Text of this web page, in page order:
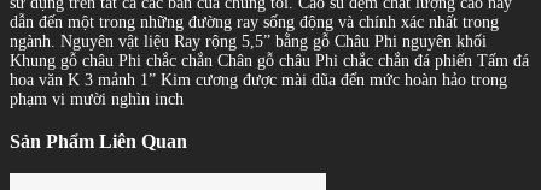
dẫn đến một trong những đường ray sống động và chính xác nhất trong
ngành. Nguyên vật liệu Ray rộng 5,5” bằng gỗ Châu Phi nguyên khối
Khung gỗ châu Phi chắc chắn Chân gỗ châu Phi chắc chắn đá phiến Tấm đá
hoa văn K 3 mảnh 1” Kim cương được mài dũa đến mức hoàn hảo trong
phạm vi mười nghìn inch
Sản Phẩm Liên Quan